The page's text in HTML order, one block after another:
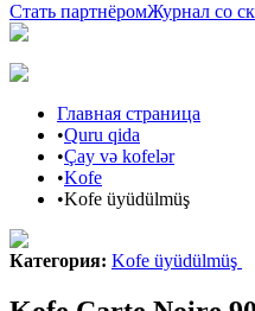
Стать партнёромЖурнал со
Главная страница
•Quru qida
•Çay və kofelər
•Kofe
•Kofe üyüdülmüş
Категория: Kofe üyüdülmüş